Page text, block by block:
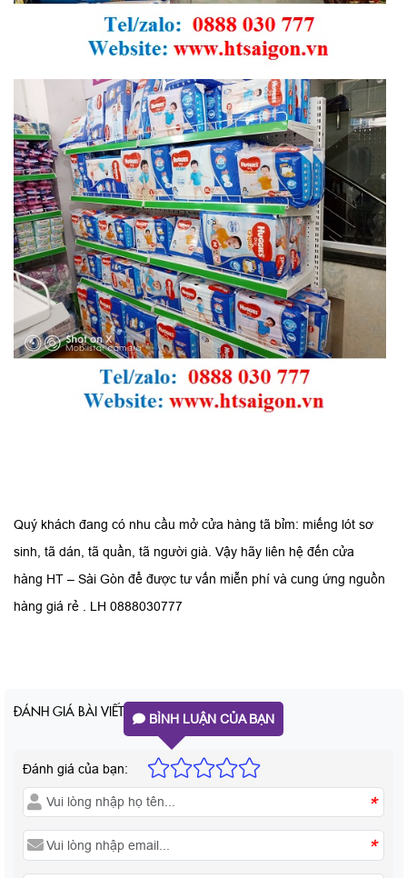
Quý khách đang có nhu cầu mở cửa hàng tã bỉm: miếng lót sơ
sinh, tã dán, tã quần, tã người già. Vậy hãy liên hệ đến cửa
hàng HT – Sài Gòn để được tư vấn miễn phí và cung ứng nguồn
hàng giá rẻ . LH 0888030777
ĐÁNH GIÁ BÀI VIẾT BÌNH LUẬN CỦA BẠN
Đánh giá của bạn:
*
*